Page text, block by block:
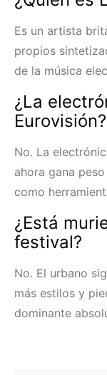
Es un artista
propios
de la música
¿La
Eurovisión?
No. La
ahora gana
como
¿Está
festival?
No. El urbano
más estilos y
dominante